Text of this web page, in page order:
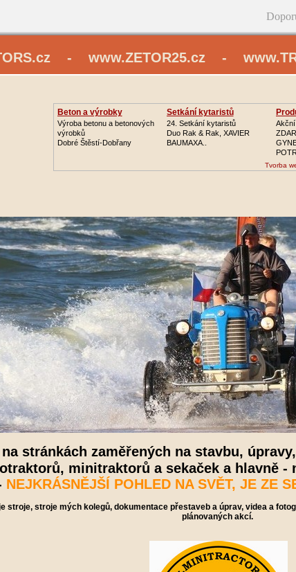
- www.ZETOR25.cz -
Beton a výrobky
Výroba betonu a betonových
výrobků
Dobré Štěstí-Dobřany
Setkání kytaristů
24. Setkání kytaristů
Duo Rak & Rak, XAVIER
BAUMAXA..
Tvorba
stránkách zaměřených na stavbu,
minitraktorů a sekaček a hlavně -
NEJKRÁSNĚJŠÍ POHLED NA SVĚT, JE ZE
stroje, stroje mých kolegů, dokumentace přestaveb a úprav, videa a
plánovaných akcí.